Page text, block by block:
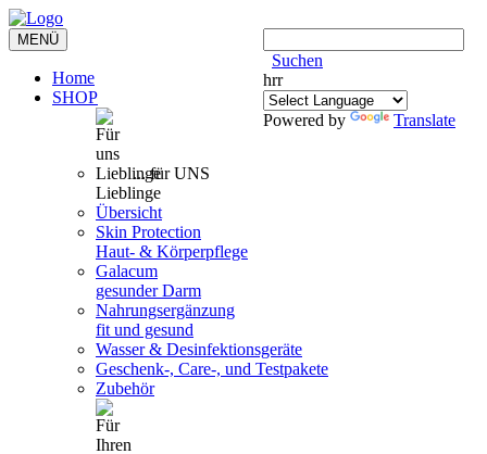
Suchen
hrr
Powered by Translate
Toggle
navigation
MENÜ
Home
SHOP
... für UNS
Lieblinge
Übersicht
Skin Protection
Haut- & Körperpflege
Galacum
gesunder Darm
Nahrungsergänzung
fit und gesund
Wasser & Desinfektionsgeräte
Geschenk-, Care-, und Testpakete
Zubehör